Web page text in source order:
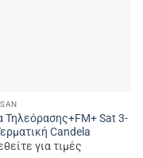
Τηλεόρασης+FM+ Sat 3-
Candela
για τιμές